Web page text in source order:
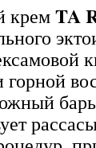
кремTA
горной